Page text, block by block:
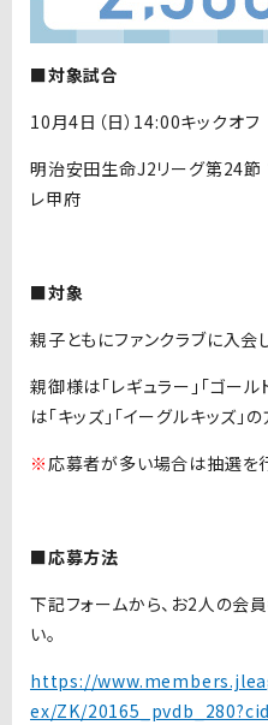
■対象試合
10月4日（日）14:00キックオフ
明治安田生命J2リーグ第24節
レ甲府
■対象
親子ともにファンクラブに入会
親御様は「レギュラー」「ゴール
は「キッズ」「イーグルキッズ」
※ 応募者が多い場合は抽選を
■応募方法
下記フォームから、お2人の会
い。
https://
ex/ZK/